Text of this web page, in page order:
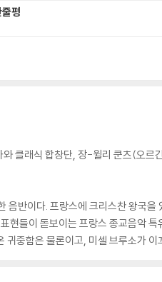
평
클래식 합창단, 장-윌리 쿤츠(오르
반이다. 프랑스에 크리스찬 왕국을
들이 돋보이는 프랑스 종교음악
중함은 물론이고, 미셀 브루소가